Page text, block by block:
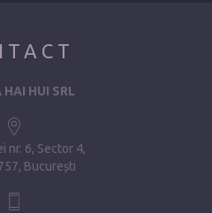
HAI HUI SRL
nr. 6, Sector 4
București